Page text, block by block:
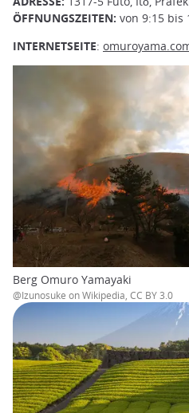
ÖFFNUNGSZEITEN: von 9:15 bis
INTERNETSEITE:
Berg Omuro Yamayaki
@Izunosuke on Wikipedia, CC BY 3.0